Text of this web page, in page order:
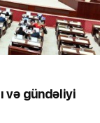
və gündəliyi